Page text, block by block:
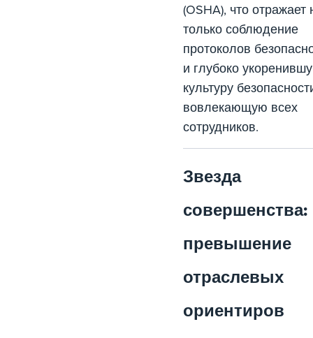
(OSHA), что отражает
только соблюдение
протоколов
и глубоко
культуру
вовлекающую всех
сотрудников.
Звезда
совершенства:
превышение
отраслевых
ориентиров